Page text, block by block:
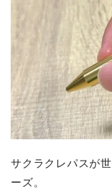
サクラクレパスが
ーズ。